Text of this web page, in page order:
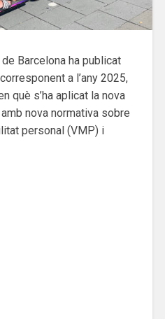
Barcelona ha publicat
a l’any 2025,
què s’ha aplicat la nova
nova normativa sobre
personal (VMP) i